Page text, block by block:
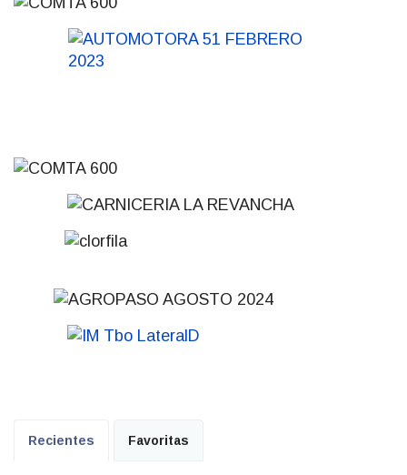
Recientes Favoritas